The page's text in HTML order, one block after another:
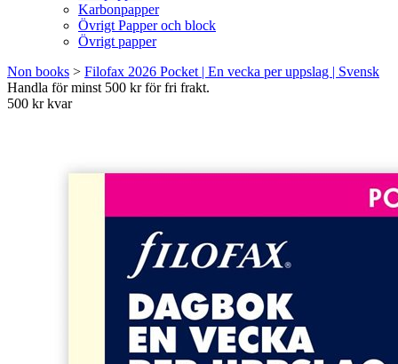
Karbonpapper
Övrigt Papper och block
Övrigt papper
Non books > Filofax 2026 Pocket | En vecka per uppslag | Svensk
Handla för minst 500 kr för fri frakt.
500 kr kvar